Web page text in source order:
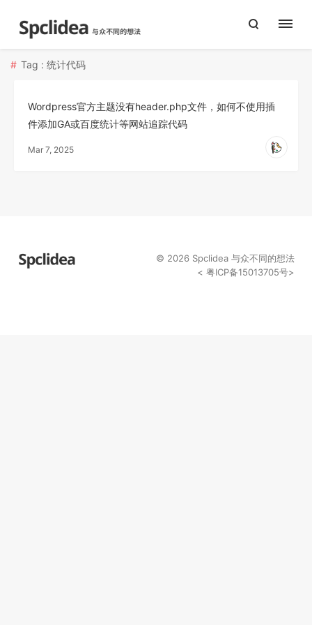
Tag : 统计代码
Wordpress官方主题没有header.php文件，如何不使用插
件添加GA或百度统计等网站追踪代码
Mar 7, 2025
© 2026 Spclidea 与众不同的想法
< 粤ICP备15013705号>